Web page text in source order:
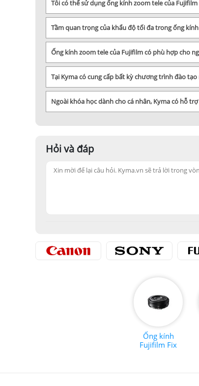
Tôi có thể sử dụng ống kính zoom tele của
Tầm quan trọng của khẩu độ tối đa trong ống
Ống kính zoom tele của Fujifilm có phù hợp cho
Tại Kyma có cung cấp bất kỳ chương trình đào
Ngoài khóa học dành cho cá nhân, Kyma có hỗ
Hỏi và đáp
Ống kính
Fujifilm Fix